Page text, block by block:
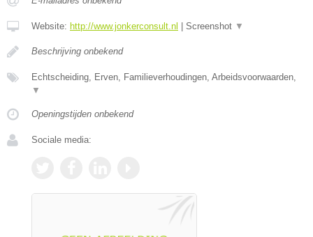
Website: http://www.jonkerconsult.nl | Screenshot ▼
Beschrijving onbekend
Echtscheiding, Erven, Familieverhoudingen, Arbeidsvoorwaarden,
▼
Openingstijden onbekend
Sociale media: